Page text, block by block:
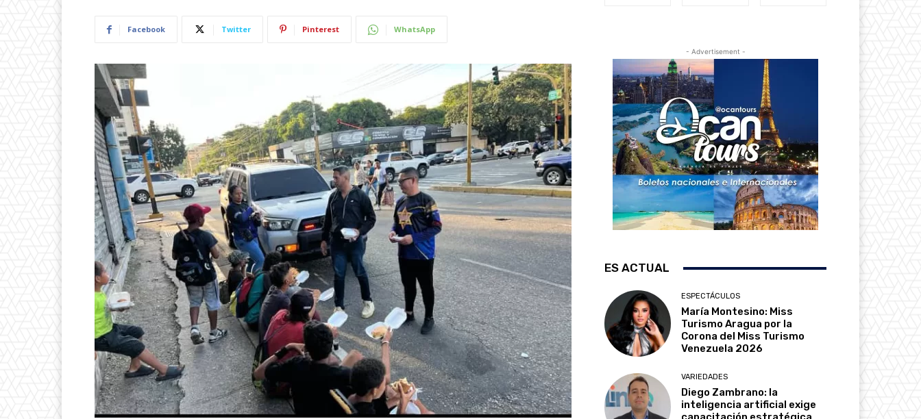
Facebook Twitter Pinterest WhatsApp
- Advertisement -
ES ACTUAL
ESPECTÁCULOS
María Montesino: Miss
Turismo Aragua por la
Corona del Miss Turismo
Venezuela 2026
VARIEDADES
Diego Zambrano: la
inteligencia artificial exige